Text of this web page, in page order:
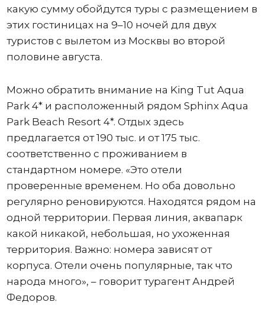
какую сумму обойдутся туры с размещением в
этих гостиницах на 9–10 ночей для двух
туристов с вылетом из Москвы во второй
половине августа.
Можно обратить внимание на King Tut Aqua
Park 4* и расположенный рядом Sphinx Aqua
Park Beach Resort 4*. Отдых здесь
предлагается от 190 тыс. и от 175 тыс.
соответственно с проживанием в
стандартном номере. «Это отели
проверенные временем. Но оба довольно
регулярно реновируются. Находятся рядом на
одной территории. Первая линия, аквапарк
какой никакой, небольшая, но ухоженная
территория. Важно: номера зависят от
корпуса. Отели очень популярные, так что
народа много», – говорит турагент Андрей
Федоров.